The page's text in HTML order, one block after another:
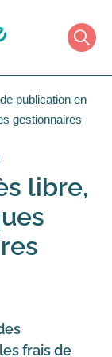
publication en
gestionnaires
libre,
frais de